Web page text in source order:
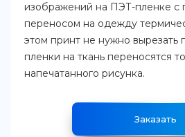
изображений на ПЭТ-пленке
переносом на одежду
этом принт не нужно вырезать
пленки на ткань переносятся
напечатанного рисунка.
Заказать